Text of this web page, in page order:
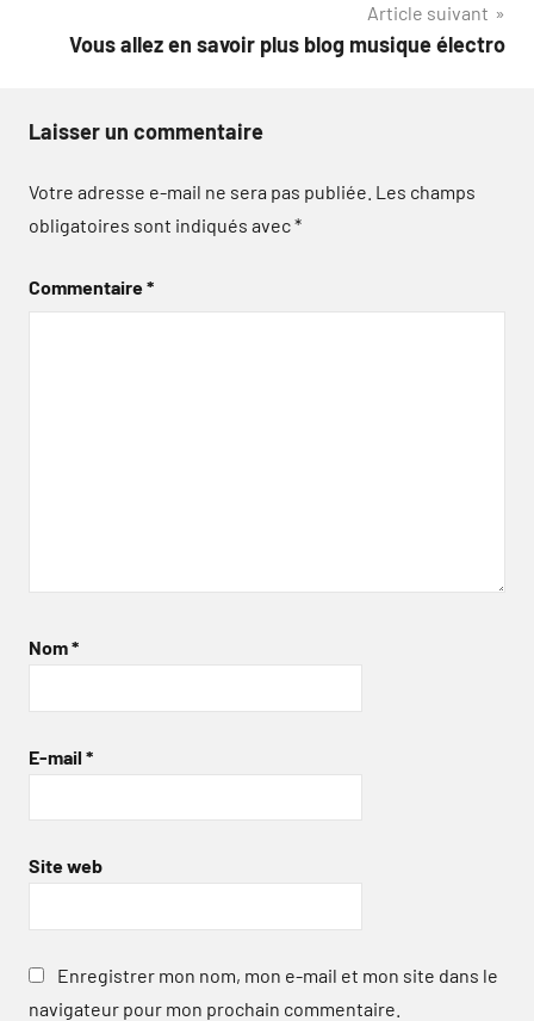
Article suivant
Vous allez en savoir plus blog musique électro
Laisser un commentaire
Votre adresse e-mail ne sera pas publiée. Les champs
obligatoires sont indiqués avec*
Commentaire*
Nom*
E-mail *
Site web
Enregistrer mon nom, mon e-mail et mon site dans le
navigateur pour mon prochain commentaire.